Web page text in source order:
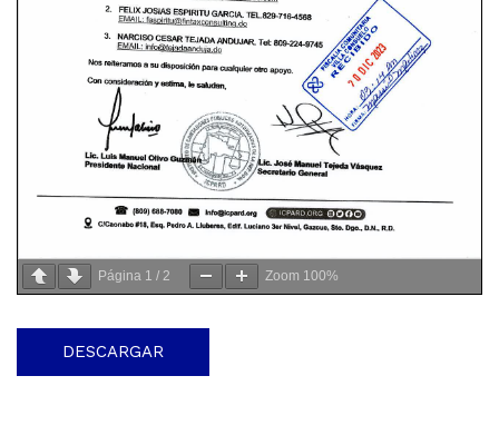
Página 1 / 2 Zoom 100%
DESCARGAR